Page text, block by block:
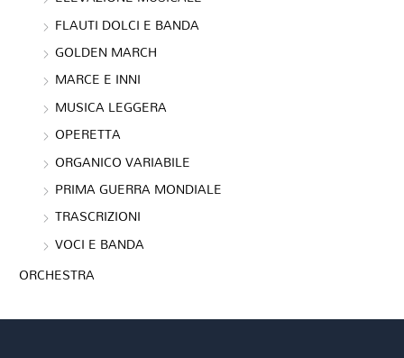
FLAUTI DOLCI E BANDA
GOLDEN MARCH
MARCE E INNI
MUSICA LEGGERA
OPERETTA
ORGANICO VARIABILE
PRIMA GUERRA MONDIALE
TRASCRIZIONI
VOCI E BANDA
ORCHESTRA